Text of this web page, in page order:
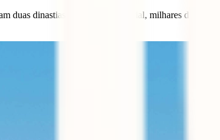
duas dinastias de governo imperial, milhares de